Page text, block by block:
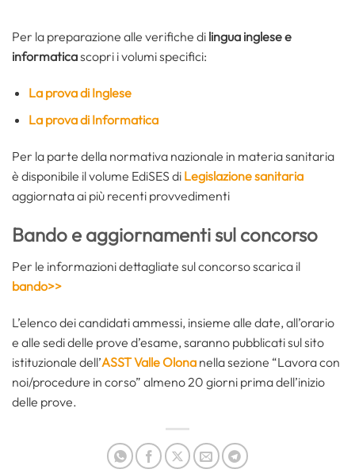
Per la preparazione alle verifiche di lingua inglese e
informaticascopri i volumi specifici:
La prova di Inglese
La prova di Informatica
Per la parte della normativa nazionale in materia sanitaria
è disponibile il volume EdiSES di Legislazione sanitaria
aggiornata ai più recenti provvedimenti
Bando e aggiornamenti sul concorso
Per le informazioni dettagliate sul concorso scarica il
bando>>
L’elenco dei candidati ammessi, insieme alle date, all’orario
e alle sedi delle prove d’esame, saranno pubblicati sul sito
istituzionale dell’ASST Valle Olona nella sezione “Lavora con
noi/procedure in corso” almeno 20 giorni prima dell’inizio
delle prove.